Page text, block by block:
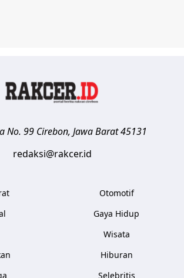
No. 99 Cirebon, Jawa Barat 45131
redaksi@rakcer.id
Otomotif
Gaya Hidup
Wisata
Hiburan
Selebritis